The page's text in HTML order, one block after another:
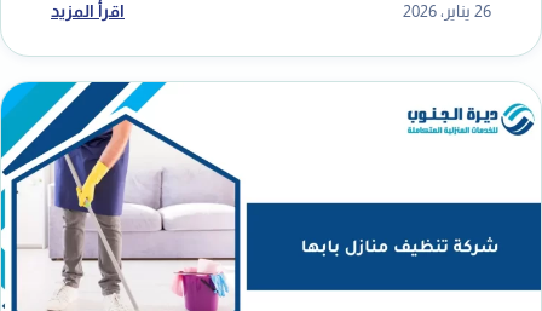
26 يناير، 2026 اقرأ المزيد